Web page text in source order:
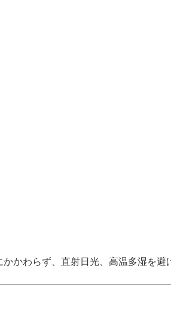
かわらず、直射日光、高温多湿を避